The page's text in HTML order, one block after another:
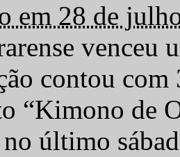
em 28 de
venceu
contou com
“Kimono de
no último